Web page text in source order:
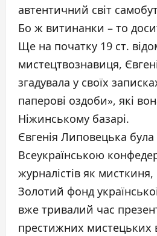
автентичний світ
Бо ж витинанки – то
Ще на початку 19 ст.
мистецтвознавиця,
згадувала у своїх
паперові оздоби», які
Ніжинському базарі.
Євгенія Липовецька була
Всеукраїнською
журналістів як
Золотий фонд
вже тривалий час
престижних мистецьких